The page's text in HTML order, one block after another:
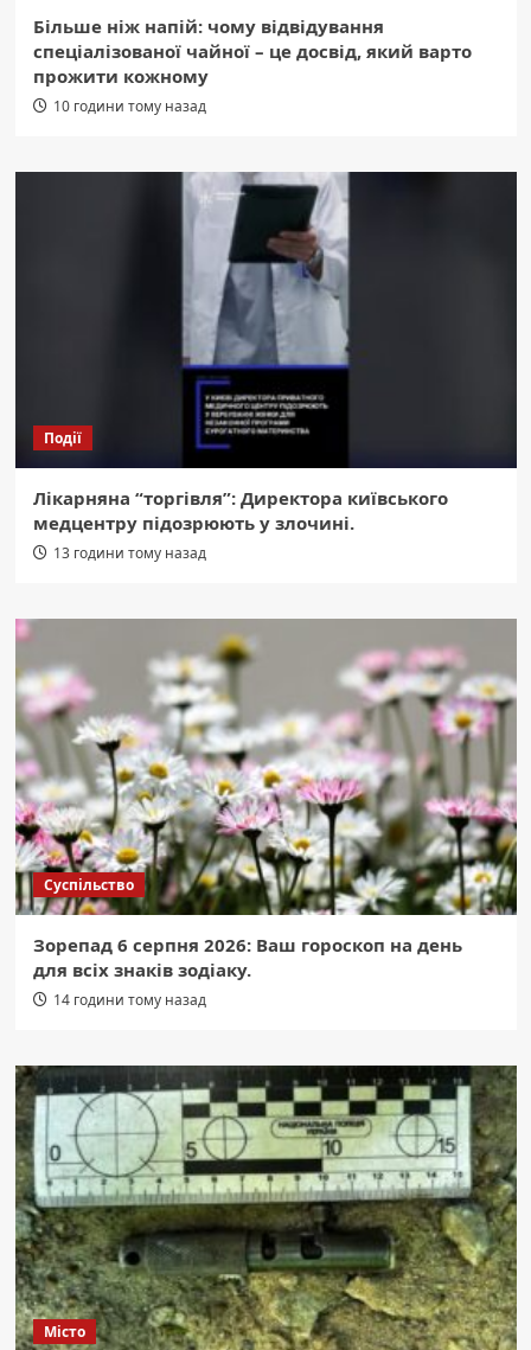
Більше ніж напій: чому відвідування
спеціалізованої чайної – це досвід, який варто
прожити кожному
10 години тому назад
Події
Лікарняна “торгівля”: Директора київського
медцентру підозрюють у злочині.
13 години тому назад
Суспільство
Зорепад 6 серпня 2026: Ваш гороскоп на день
для всіх знаків зодіаку.
14 години тому назад
Місто